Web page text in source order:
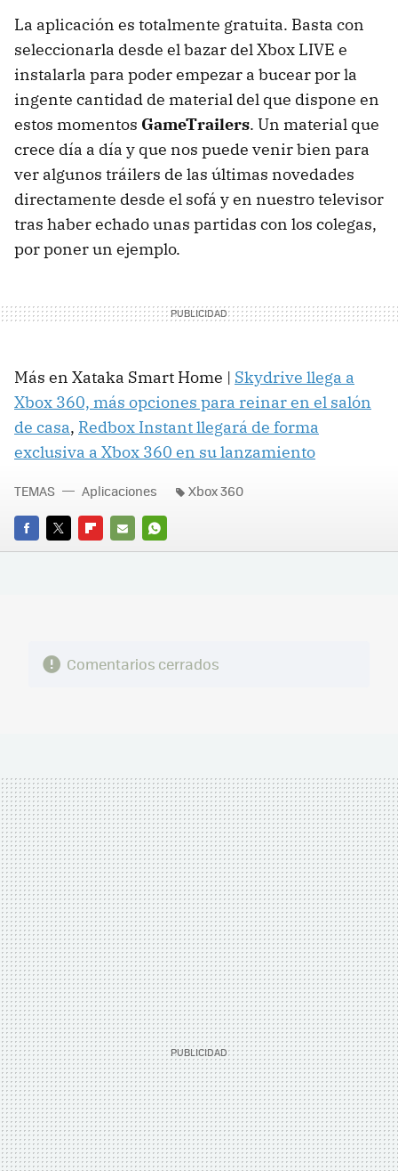
La aplicación es totalmente gratuita. Basta con
seleccionarla desde el bazar del Xbox LIVE e
instalarla para poder empezar a bucear por la
ingente cantidad de material del que dispone en
estos momentos GameTrailers. Un material que
crece día a día y que nos puede venir bien para
ver algunos tráilers de las últimas novedades
directamente desde el sofá y en nuestro televisor
tras haber echado unas partidas con los colegas,
por poner un ejemplo.
Más en Xataka Smart Home | Skydrive llega a
Xbox 360, más opciones para reinar en el salón
de casa, Redbox Instant llegará de forma
exclusiva a Xbox 360 en su lanzamiento
FACEBOOK
TWITTERFLIPBOARD
E-
WHATSAPP
TEMAS Aplicaciones Xbox 360
Comentarios cerrados